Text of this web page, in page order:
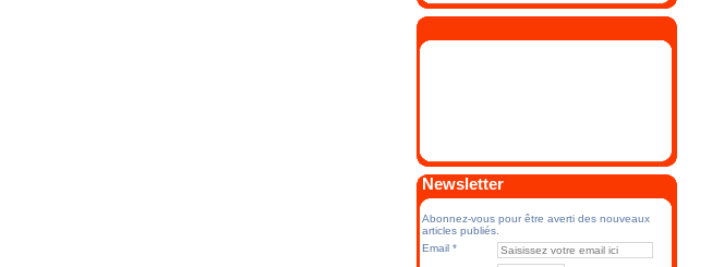
Newsletter
Abonnez-vous pour être averti des nouveaux
articles publiés.
Email